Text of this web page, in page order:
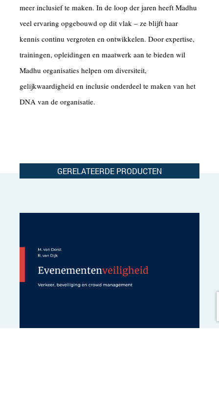
meer inclusief te maken. In de loop der jaren heeft Madhu
veel ervaring opgebouwd op dit vlak – ze blijft haar
kennis continu vergroten en ontwikkelen. Door expertise,
trainingen, opleidingen en maatwerk aan te bieden wil
Madhu organisaties helpen om diversiteit,
gelijkwaardigheid en inclusie onderdeel te maken van het
DNA van de organisatie.
GERELATEERDE PRODUCTEN